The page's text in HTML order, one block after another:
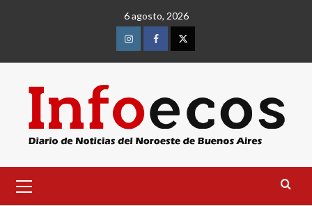
6 agosto, 2026
InstagramFacebookTwitter
primario